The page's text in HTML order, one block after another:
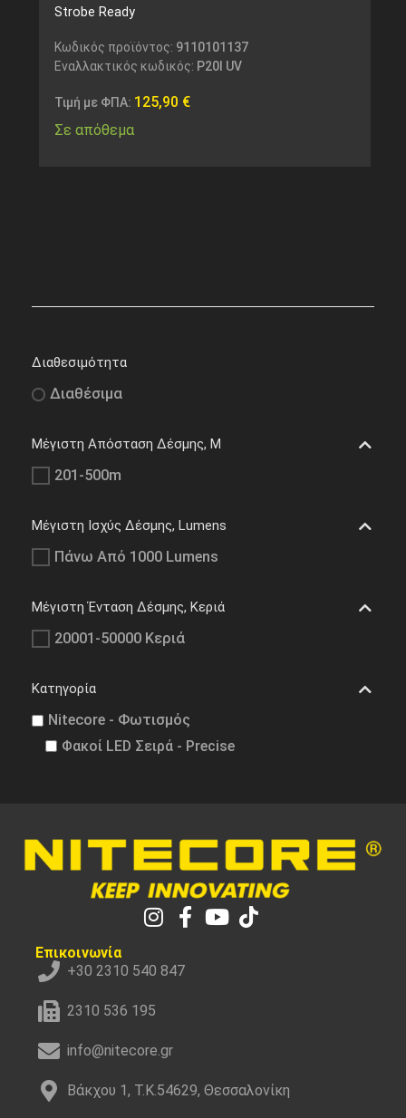
Strobe Ready
Κωδικός προϊόντος: 9110101137
Εναλλακτικός κωδικός: P20I UV
Τιμή με ΦΠΑ: 125,90 €
Σε απόθεμα
Διαθεσιμότητα
Διαθέσιμα
Μέγιστη Απόσταση Δέσμης, M
201-500m
Μέγιστη Ισχύς Δέσμης, Lumens
Πάνω Από 1000 Lumens
Μέγιστη Ένταση Δέσμης, Κεριά
20001-50000 Κεριά
Κατηγορία
Nitecore - Φωτισμός
Φακοί LED Σειρά - Precise
Επικοινωνία
+30 2310 540 847
2310 536 195
info@nitecore.gr
Βάκχου 1, Τ.Κ.54629, Θεσσαλονίκη